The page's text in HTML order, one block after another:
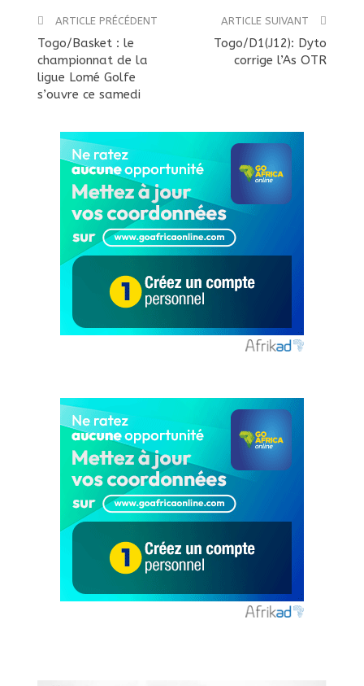
ARTICLE PRÉCÉDENT
Togo/Basket : le
championnat de la
ligue Lomé Golfe
s’ouvre ce samedi
ARTICLE SUIVANT
Togo/D1(J12): Dyto
corrige l’As OTR